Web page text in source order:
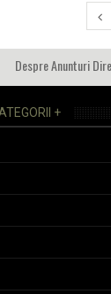
Despre Anunturi
+